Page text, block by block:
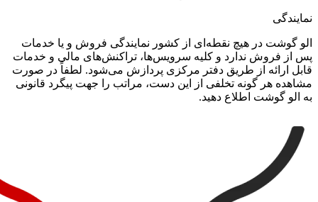
نمایندگی
الو گوشت در هیچ نقطه‏‌ای از کشور نمایندگی فروش و یا خدمات
پس از فروش ندارد و کلیه سرویس‌‏ها، تراکنش‏‌های مالی و خدمات
قابل ارائه از طریق دفتر مرکزی پردازش می‏‌شود. لطفاً در صورت
مشاهده هر گونه تخلفی از این دست، مراتب را جهت پیگرد قانونی
به الو گوشت اطلاع دهید.